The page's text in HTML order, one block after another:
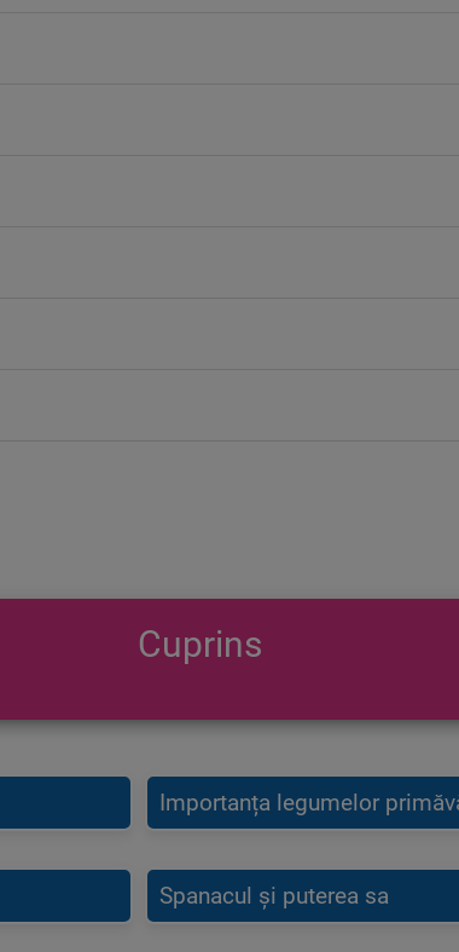
Cuprins
Importanța legumelor
Spanacul și puterea sa